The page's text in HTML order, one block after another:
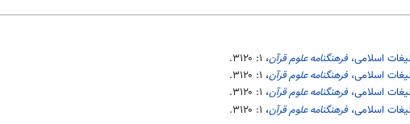
اسلامی،فرهنگنامه علوم قرآن، ۱:‎ ۳۱۲۰.
اسلامی،فرهنگنامه علوم قرآن، ۱:‎ ۳۱۲۰.
اسلامی،فرهنگنامه علوم قرآن، ۱:‎ ۳۱۲۰.
اسلامی،فرهنگنامه علوم قرآن، ۱:‎ ۳۱۲۰.